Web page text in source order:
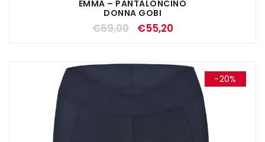
EMMA – PANTALONCINO
DONNA GOBI
€69,00 €55,20
-20%